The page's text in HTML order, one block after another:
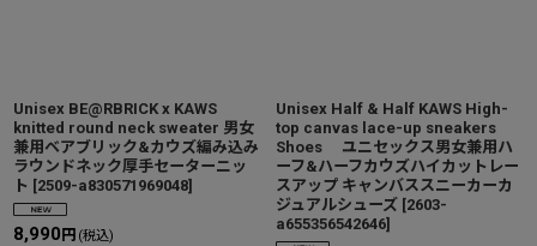
Unisex BE@RBRICK x KAWS
knitted round neck sweater 男女
兼用ベアブリック&カウズ編み込み
ラウンドネック厚手セーターニッ
ト [2509-a830571969048]
8,990 円 (税込)
Unisex Half & Half KAWS High-
top canvas lace-up sneakers
Shoes ユニセックス男女兼用ハ
ーフ&ハーフカウズハイカットレー
スアップ キャンバススニーカーカ
ジュアルシューズ [2603-
a655356542646]